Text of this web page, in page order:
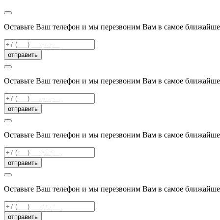
Оставьте Ваш телефон и мы перезвоним Вам в самое
отправить
Оставьте Ваш телефон и мы перезвоним Вам в самое
отправить
Оставьте Ваш телефон и мы перезвоним Вам в самое
отправить
Оставьте Ваш телефон и мы перезвоним Вам в самое
отправить